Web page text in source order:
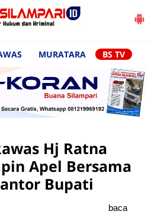
MURATARA BS TV
Hj Ratna
Apel Bersama
Bupati
baca